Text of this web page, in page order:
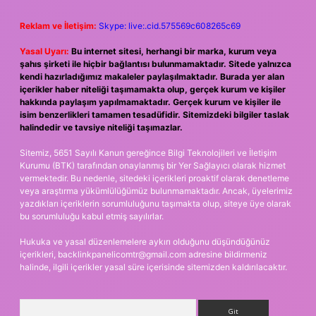
Reklam ve İletişim: Skype: live:.cid.575569c608265c69
Yasal Uyarı: Bu internet sitesi, herhangi bir marka, kurum veya
şahıs şirketi ile hiçbir bağlantısı bulunmamaktadır. Sitede yalnızca
kendi hazırladığımız makaleler paylaşılmaktadır. Burada yer alan
içerikler haber niteliği taşımamakta olup, gerçek kurum ve kişiler
hakkında paylaşım yapılmamaktadır. Gerçek kurum ve kişiler ile
isim benzerlikleri tamamen tesadüfidir. Sitemizdeki bilgiler taslak
halindedir ve tavsiye niteliği taşımazlar.
Sitemiz, 5651 Sayılı Kanun gereğince Bilgi Teknolojileri ve İletişim
Kurumu (BTK) tarafından onaylanmış bir Yer Sağlayıcı olarak hizmet
vermektedir. Bu nedenle, sitedeki içerikleri proaktif olarak denetleme
veya araştırma yükümlülüğümüz bulunmamaktadır. Ancak, üyelerimiz
yazdıkları içeriklerin sorumluluğunu taşımakta olup, siteye üye olarak
bu sorumluluğu kabul etmiş sayılırlar.
Hukuka ve yasal düzenlemelere aykırı olduğunu düşündüğünüz
içerikleri, backlinkpanelicomtr@gmail.com adresine bildirmeniz
halinde, ilgili içerikler yasal süre içerisinde sitemizden kaldırılacaktır.